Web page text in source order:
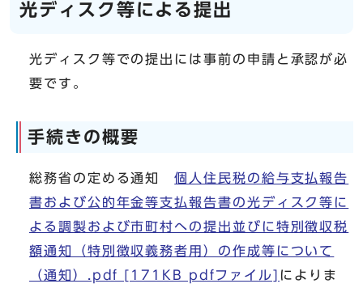
光ディスク等による提出
光ディスク等での提出には事前の申請と承認が必
要です。
手続きの概要
総務省の定める通知個人住民税の給与支払報告
書および公的年金等支払報告書の光ディスク等に
よる調製および市町村への提出並びに特別徴収税
額通知（特別徴収義務者用）の作成等について
（通知）.pdf [171KB pdfファイル] によりま